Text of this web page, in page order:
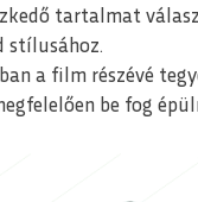
tartalmat
stílusához.
a film részévé
be fog